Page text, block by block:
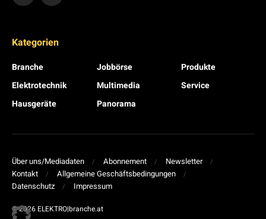
Kategorien
Branche
Elektrotechnik
Hausgeräte
Jobbörse
Multimedia
Panorama
Produkte
Service
Über uns/Mediadaten Abonnement
Newsletter
Kontakt
Allgemeine Geschäftsbedingungen
Datenschutz
Impressum
© 2026 ELEKTRO|branche.at